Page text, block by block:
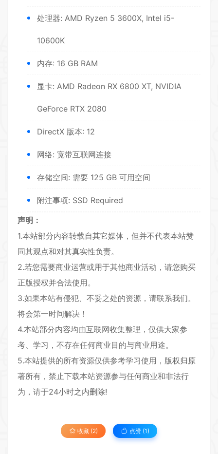
处理器: AMD Ryzen 5 3600X, Intel i5-
10600K
内存: 16 GB RAM
显卡: AMD Radeon RX 6800 XT, NVIDIA
GeForce RTX 2080
DirectX 版本: 12
网络: 宽带互联网连接
存储空间: 需要 125 GB 可用空间
附注事项: SSD Required
声明：
1.本站部分内容转载自其它媒体，但并不代表本站赞
同其观点和对其真实性负责。
2.若您需要商业运营或用于其他商业活动，请您购买
正版授权并合法使用。
3.如果本站有侵犯、不妥之处的资源，请联系我们。
将会第一时间解决！
4.本站部分内容均由互联网收集整理，仅供大家参
考、学习，不存在任何商业目的与商业用途。
5.本站提供的所有资源仅供参考学习使用，版权归原
著所有，禁止下载本站资源参与任何商业和非法行
为，请于24小时之内删除!
收藏 (2) 点赞 (1)